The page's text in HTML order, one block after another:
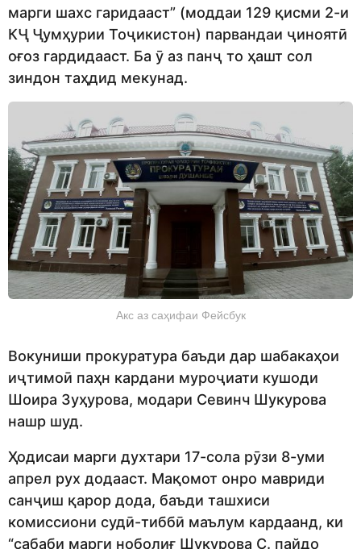
марги шахс гаридааст” (моддаи 129 қисми 2-и
КҶ Ҷумҳурии Тоҷикистон) парвандаи ҷиноятӣ
оғоз гардидааст. Ба ӯ аз панҷ то ҳашт сол
зиндон таҳдид мекунад.
Акс аз саҳифаи Фейсбук
Вокуниши прокуратура баъди дар шабакаҳои
иҷтимоӣ паҳн кардани муроҷиати кушоди
Шоира Зуҳурова, модари Севинч Шукурова
нашр шуд.
Ҳодисаи марги духтари 17-сола рӯзи 8-уми
апрел рух додааст. Мақомот онро мавриди
санҷиш қарор дода, баъди ташхиси
комиссиони судӣ-тиббӣ маълум кардаанд, ки
“сабаби марги ноболиғ Шукурова С. пайдо